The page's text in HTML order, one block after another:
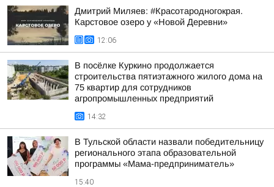
Дмитрий Миляев: #Красотародногокрая.
Карстовое озеро у «Новой Деревни»
12:06
В посёлке Куркино продолжается
строительства пятиэтажного жилого дома на
75 квартир для сотрудников
агропромышленных предприятий
14:32
В Тульской области назвали победительницу
регионального этапа образовательной
программы «Мама-предприниматель»
15:40